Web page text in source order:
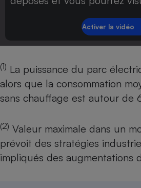
(1) La puissance du parc
alors que la consommation
sans chauffage est autour de
(2) Valeur maximale dans un
prévoit des stratégies
impliqués des augmentations